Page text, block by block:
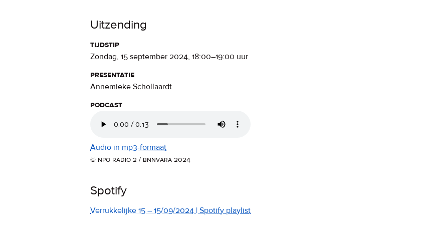
Uitzending
tijdstip
zondag, 15 september 2024, 18:00–19:00 uur
presentatie
Annemieke Schollaardt
podcast
Audio in mp3-formaat
© npo radio 2 / bnnvara 2024
Spotify
Verrukkelijke 15 – 15/09/2024 | Spotify playlist